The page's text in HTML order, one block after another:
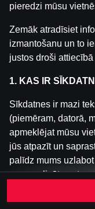
pieredzi mūsu
Zemāk atradīsiet
izmantošanu un to
justos droši
1. KAS IR
Sīkdatnes ir mazi
(piemēram, datorā,
apmeklējat mūsu
jūs atpazīt un
palīdz mums
personalizētu
Sīkdatnes var būt